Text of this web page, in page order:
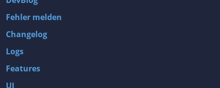
Fehler melden
Changelog
Logs
Features
UI